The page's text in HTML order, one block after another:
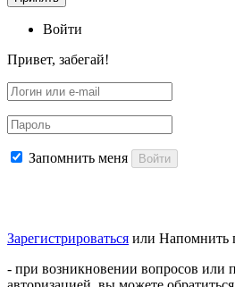
Войти
Привет, забегай!
Запомнить меня Войти
Зарегистрироваться или Напомнить
- при возникновении вопросов или